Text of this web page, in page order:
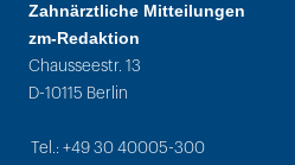
Zahnärztliche Mitteilungen
zm-Redaktion
Chausseestr. 13
D-10115 Berlin
Tel.: +49 30 40005-300